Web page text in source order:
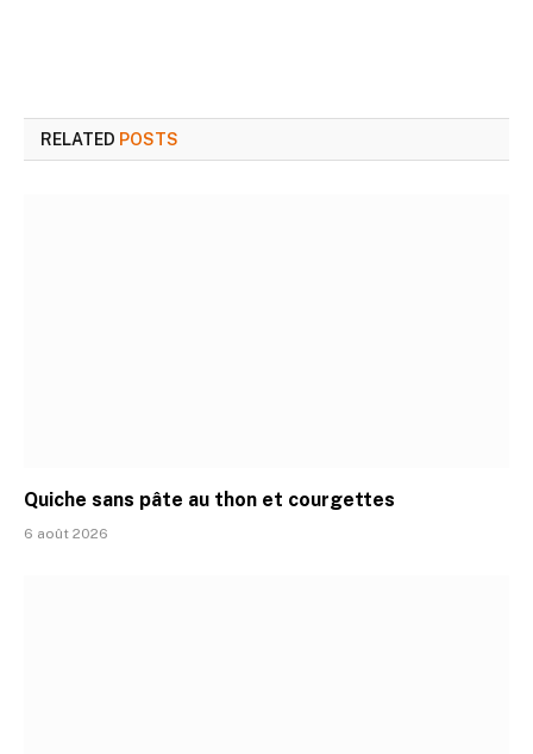
RELATED POSTS
Quiche sans pâte au thon et courgettes
6 août 2026